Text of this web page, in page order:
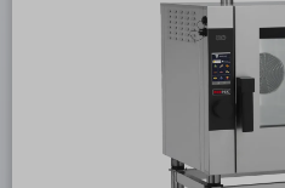
Mycí program
Salamandry
Drop In - Monoblok